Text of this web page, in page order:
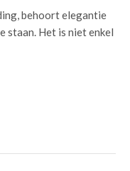
behoort elegantie
staan. Het is niet enkel